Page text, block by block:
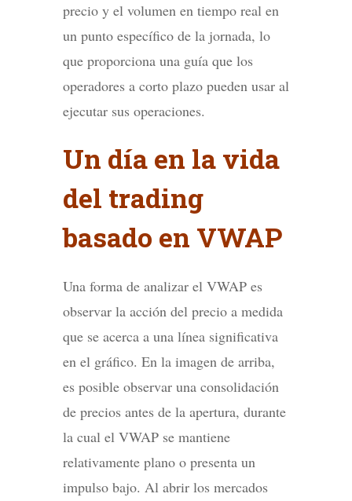
precio y el volumen en tiempo real en
un punto específico de la jornada, lo
que proporciona una guía que los
operadores a corto plazo pueden usar al
ejecutar sus operaciones.
Un día en la vida
del trading
basado en VWAP
Una forma de analizar el VWAP es
observar la acción del precio a medida
que se acerca a una línea significativa
en el gráfico. En la imagen de arriba,
es posible observar una consolidación
de precios antes de la apertura, durante
la cual el VWAP se mantiene
relativamente plano o presenta un
impulso bajo. Al abrir los mercados